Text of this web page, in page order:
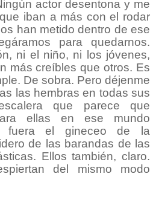
actor desentona y me
iban a más con el rodar
han metido dentro de ese
para quedarnos.
ni el niño, ni los jóvenes,
más creíbles que otros. Es
De sobra. Pero déjenme
las hembras en todas sus
que parece que
ellas en ese mundo
fuera el gineceo de la
de las barandas de las
Ellos también, claro.
del mismo modo